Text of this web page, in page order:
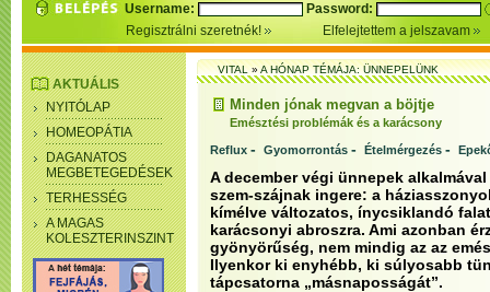
Username:
Password:
Regisztrálni szeretnék!
Elfelejtettem a jelszavam
AKTUÁLIS
NYITÓLAP
HOMEOPÁTIA
DAGANATOS
MEGBETEGEDÉSEK
TERHESSÉG
A MAGAS
KOLESZTERINSZINT
VITAL»A HÓNAP TÉMÁJA: ÜNNEPELÜNK
Minden jónak megvan a böjtje
Emésztési problémák és a karácsony
Reflux - Gyomorrontás - Ételmérgezés -
A december végi ünnepek
szem-szájnak ingere: a
kímélve változatos, ínycsiklandó
karácsonyi abroszra. Ami azonban
gyönyörűség, nem mindig az az
Ilyenkor ki enyhébb, ki súlyosabb
tápcsatorna „másnaposságát”.